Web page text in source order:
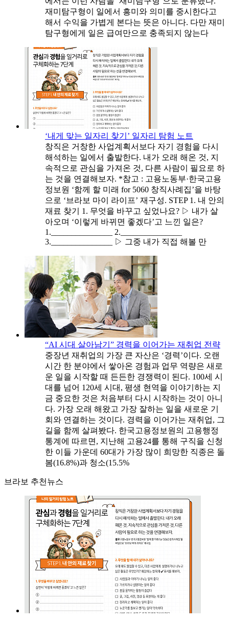
재미탐구형이 일에서 흥미와 의미를 중시한다고
해서 수익을 가볍게 본다는 뜻은 아니다. 다만 재미
탐구형에게 일은 급여만으로 충족되지 않는다
‘내게 맞는 일자리 찾기’ 일자리 탐험 노트
창직은 거창한 사업계획서보다 자기 경험을 다시
해석하는 일에서 출발한다. 내가 오래 해온 것, 지
속적으로 관심을 가져온 것, 다른 사람이 필요로 하
는 것을 연결해보자. *참고 : 고용노동부·한국고용
정보원 ‘함께 할 미래 for 5060 창직사례집’을 바탕
으로 ‘브라보 마이 라이프’ 재구성. STEP 1. 내 안의
재료 찾기 1. 무엇을 바꾸고 싶었나요? ▷ 내가 살
아오며 ‘이렇게 바뀌면 좋겠다’고 느낀 일은?
1._______________ 2._______________
3._______________ ▷ 그중 내가 직접 해볼 만
“AI 시대 살아남기” 경력을 이어가는 재취업 전략
중장년 재취업의 가장 큰 자산은 ‘경력’이다. 오랜
시간 한 분야에서 쌓아온 경험과 업무 역량은 새로
운 일을 시작할 때 든든한 경쟁력이 된다. 100세 시
대를 넘어 120세 시대, 평생 현역을 이야기하는 지
금 중요한 것은 처음부터 다시 시작하는 것이 아니
다. 가장 오래 해왔고 가장 잘하는 일을 새로운 기
회와 연결하는 것이다. 경력을 이어가는 재취업, 그
길을 함께 살펴봤다. 한국고용정보원의 고용행정
통계에 따르면, 지난해 고용24를 통해 구직을 신청
한 이들 가운데 60대가 가장 많이 희망한 직종은 돌
봄(16.8%)과 청소(15.5%
브라보 추천뉴스